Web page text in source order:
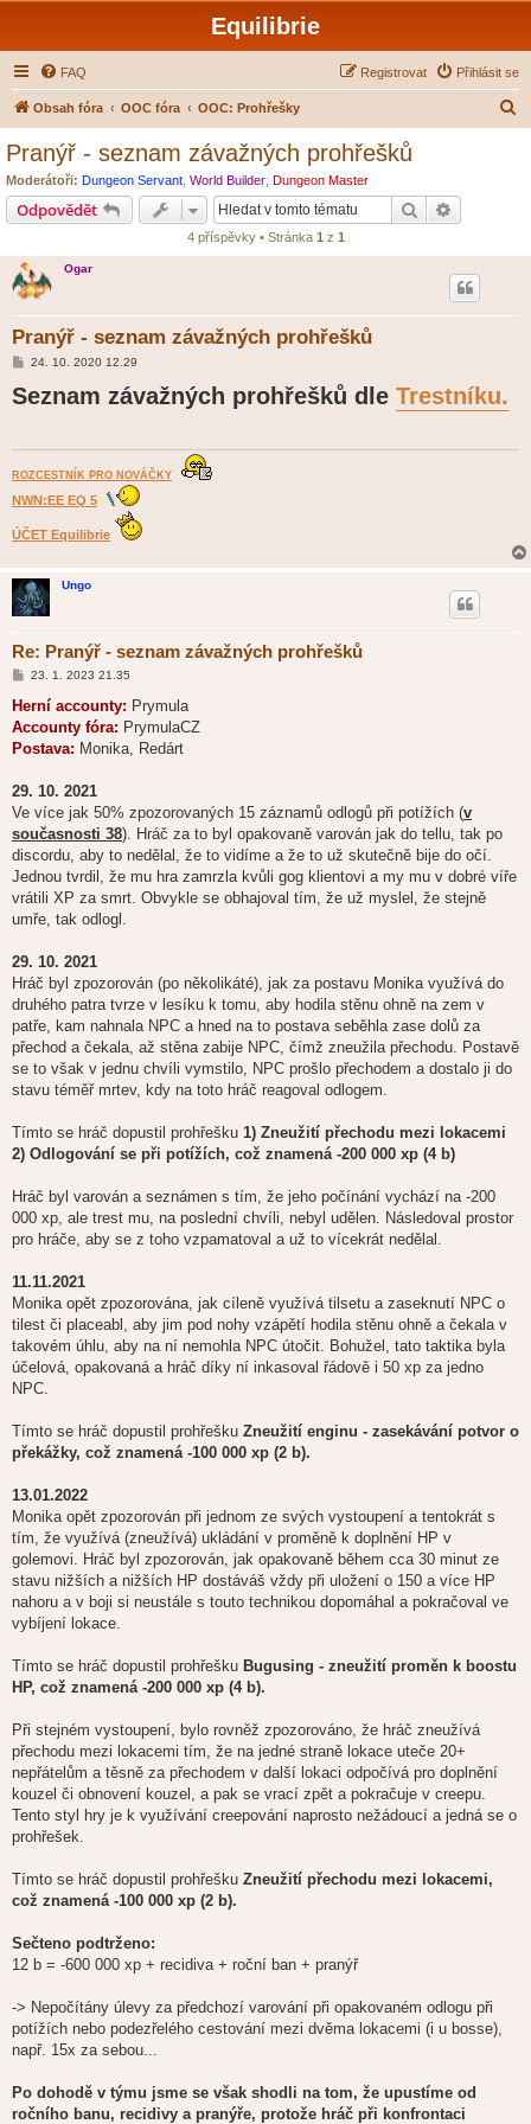
Equilibrie
FAQ Přihlásit se
Registrovat
Obsah fóra OOC fóra OOC: Prohřešky
Pranýř - seznam závažných prohřešků
Moderátoři: Dungeon Servant World Builder Dungeon Master
Odpovědět Hledat
4 příspěvky • Stránka 1 z 1
Ogar
Pranýř - seznam závažných prohřešků
P
í
s
k
24. 10. 2020 12.29
Seznam závažných prohřešků dle Trestníku.
ROZCESTNÍK PRO NOVÁČKY
NWN:EE EQ 5
ÚČET Equilibrie
Ungo
Re: Pranýř - seznam závažných prohřešků
P
í
p
ě
k
23. 1. 2023 21.35
Herní accounty: Prymula
Accounty fóra: PrymulaCZ
Postava: Monika, Redárt
29. 10. 2021
Ve více jak 50% zpozorovaných 15 záznamů odlogů při potížích (v
současnosti 38). Hráč za to byl opakovaně varován jak do tellu, tak po
discordu, aby to nedělal, že to vidíme a že to už skutečně bije do očí.
Jednou tvrdil, že mu hra zamrzla kvůli gog klientovi a my mu v dobré víře
vrátili XP za smrt. Obvykle se obhajoval tím, že už myslel, že stejně
umře, tak odlogl.
29. 10. 2021
Hráč byl zpozorován (po několikáté), jak za postavu Monika využívá do
druhého patra tvrze v lesíku k tomu, aby hodila stěnu ohně na zem v
patře, kam nahnala NPC a hned na to postava seběhla zase dolů za
přechod a čekala, až stěna zabije NPC, čímž zneužila přechodu. Postavě
se to však v jednu chvíli vymstilo, NPC prošlo přechodem a dostalo ji do
stavu téměř mrtev, kdy na toto hráč reagoval odlogem.
Tímto se hráč dopustil prohřešku 1) Zneužití přechodu mezi lokacemi
2) Odlogování se při potížích, což znamená -200 000 xp (4 b)
Hráč byl varován a seznámen s tím, že jeho počínání vychází na -200
000 xp, ale trest mu, na poslední chvíli, nebyl udělen. Následoval prostor
pro hráče, aby se z toho vzpamatoval a už to vícekrát nedělal.
11.11.2021
Monika opět zpozorována, jak cíleně využívá tilsetu a zaseknutí NPC o
tilest či placeabl, aby jim pod nohy vzápětí hodila stěnu ohně a čekala v
takovém úhlu, aby na ní nemohla NPC útočit. Bohužel, tato taktika byla
účelová, opakovaná a hráč díky ní inkasoval řádově i 50 xp za jedno
NPC.
Tímto se hráč dopustil prohřešku Zneužití enginu - zasekávání potvor o
překážky, což znamená -100 000 xp (2 b).
13.01.2022
Monika opět zpozorován při jednom ze svých vystoupení a tentokrát s
tím, že využívá (zneužívá) ukládání v proměně k doplnění HP v
golemovi. Hráč byl zpozorován, jak opakovaně během cca 30 minut ze
stavu nižších a nižších HP dostáváš vždy při uložení o 150 a více HP
nahoru a v boji si neustále s touto technikou dopomáhal a pokračoval ve
vybíjení lokace.
Tímto se hráč dopustil prohřešku Bugusing - zneužití proměn k boostu
HP, což znamená -200 000 xp (4 b).
Při stejném vystoupení, bylo rovněž zpozorováno, že hráč zneužívá
přechodu mezi lokacemi tím, že na jedné straně lokace uteče 20+
nepřátelům a těsně za přechodem v další lokaci odpočívá pro doplnění
kouzel či obnovení kouzel, a pak se vrací zpět a pokračuje v creepu.
Tento styl hry je k využívání creepování naprosto nežádoucí a jedná se o
prohřešek.
Tímto se hráč dopustil prohřešku Zneužití přechodu mezi lokacemi,
což znamená -100 000 xp (2 b).
Sečteno podtrženo:
12 b = -600 000 xp + recidiva + roční ban + pranýř
-> Nepočítány úlevy za předchozí varování při opakovaném odlogu při
potížích nebo podezřelého cestování mezi dvěma lokacemi (i u bosse),
např. 15x za sebou...
Po dohodě v týmu jsme se však shodli na tom, že upustíme od
ročního banu, recidivy a pranýře, protože hráč při konfrontaci